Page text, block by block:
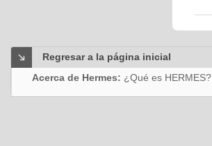
Regresar a la página inicial
Acerca de Hermes: ¿Qué es HERMES?